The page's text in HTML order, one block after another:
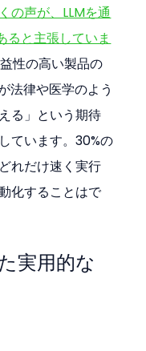
の声が、LLMを通
ると主張していま
性の高い製品の
法律や医学のよう
る」という期待
ています。30%の
れだけ速く実行
化することはで
実用的な